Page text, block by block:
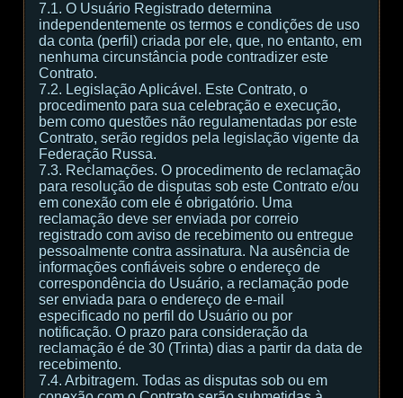
7.1. O Usuário Registrado determina
independentemente os termos e condições de uso
da conta (perfil) criada por ele, que, no entanto, em
nenhuma circunstância pode contradizer este
Contrato.
7.2. Legislação Aplicável. Este Contrato, o
procedimento para sua celebração e execução,
bem como questões não regulamentadas por este
Contrato, serão regidos pela legislação vigente da
Federação Russa.
7.3. Reclamações. O procedimento de reclamação
para resolução de disputas sob este Contrato e/ou
em conexão com ele é obrigatório. Uma
reclamação deve ser enviada por correio
registrado com aviso de recebimento ou entregue
pessoalmente contra assinatura. Na ausência de
informações confiáveis sobre o endereço de
correspondência do Usuário, a reclamação pode
ser enviada para o endereço de e-mail
especificado no perfil do Usuário ou por
notificação. O prazo para consideração da
reclamação é de 30 (Trinta) dias a partir da data de
recebimento.
7.4. Arbitragem. Todas as disputas sob ou em